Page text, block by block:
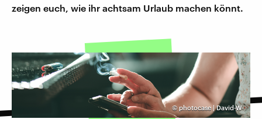
zeigen euch, wie ihr achtsam Urlaub machen könnt.
© photocase | David-W-